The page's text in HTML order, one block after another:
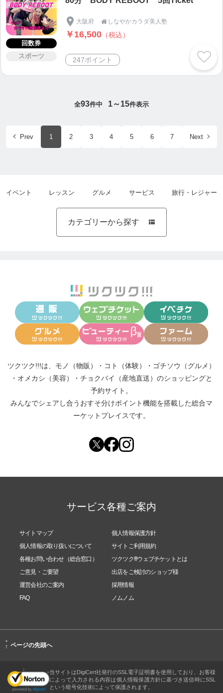
回数券
スポーツ
大阪府  しなやかカラダ美人塾
￥16,500 （税込）
247ポイント
全93件中 1～15件表示
Prev 1 2 3 4 5 6 7 Next
イベント レッスン グルメ サービス 旅行・レジャー
カテゴリーから探す 
ツクツク!!!は、 モノ（物販） ・ コト（体験） ・ ゴチソウ（グルメ）
・ オメカシ（美容） ・ チョクバイ（産地直送） のショッピングと
予約サイト。
みんなでシェアし合う おすそ分けポイント機能を搭載した総合マ
ーケットプレイスです。
サービス各種ご案内
サイトマップ
個人情報保護方針
個人情報の取り扱いについて
サイトご利用規約
各種お問い合わせ（総合窓口）
ツクツク!!!ウェブチケットとは
ご意見・ご要望
出店をご検討のショップ様
運営会社のご案内
採用情報
FAQ
ノムノム
-
↑ ページの先頭へ
当サイトはDigiCert社発行のSSL電子証明書を使用しており、お客様
によって入力される内容は個人情報保護方針に基づき送信時にSSL
という暗号化技術によって保護されます。